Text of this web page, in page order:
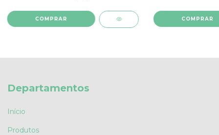
COMPRAR
Departamentos
Início
Produtos